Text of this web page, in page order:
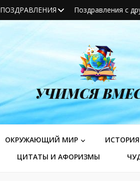
ПОЗДРАВЛЕНИЯ Поздравления с
УЧИМСЯ
ОКРУЖАЮЩИЙ МИР ИСТОРИЯ
ЦИТАТЫ И АФОРИЗМЫ